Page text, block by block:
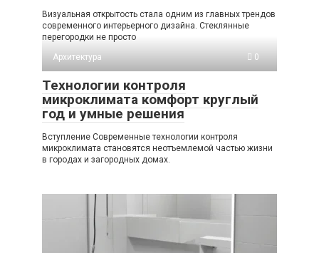
Визуальная открытость стала одним из главных трендов
современного интерьерного дизайна. Стеклянные
перегородки не просто
Архитектура
0
Технологии контроля
микроклимата комфорт круглый
год и умные решения
Вступление Современные технологии контроля
микроклимата становятся неотъемлемой частью жизни
в городах и загородных домах.